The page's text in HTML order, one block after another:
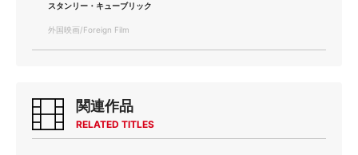
スタンリー・キューブリック
外国映画/Foreign Film
関連作品
RELATED TITLES